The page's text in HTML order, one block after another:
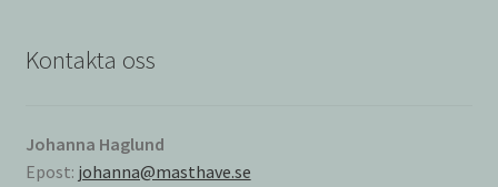
Kontakta oss
Johanna Haglund
Epost: johanna@masthave.se